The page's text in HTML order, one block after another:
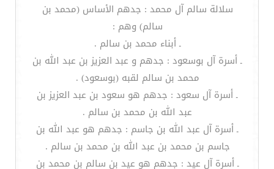
سلالة سالم آل محمد : جدهم الأساس (محمد بن
سالم) وهم :
ـ أبناء محمد بن سالم .
ـ أسرة آل بوسعود : جدهم و عبد العزيز بن عبد الله بن
محمد بن سالم لقبه (بوسعود) .
ـ أسرة آل سعود : جدهم هو سعود بن عبد العزيز بن
عبد الله بن محمد بن سالم .
ـ أسرة آل عبد الله بن جاسم : جدهم هو عبد الله بن
جاسم بن محمد بن عبد الله بن محمد بن سالم .
ـ أسرة آل عيد : جدهم هو عيد بن سالم بن محمد بن